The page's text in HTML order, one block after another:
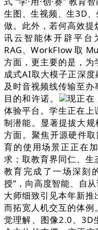
生图、生视频、生3D
做。此外，若何高效
讯云智能体开辟平
RAG、WorkFlow 取
方面，更主要的是，为
成式AI取大模子正深度
及时音视频线传输至
目的和许诺。
现正在
体验平台。学生正在
制潜能。显著提拔大规
方面。聚焦开源硬件
育的使用场景正正在
求；取教育界同仁、
教育完成了一场深
授”，向高度智能、自
大师细致引见本年新
而拓宽人机交互的体
觉理解、图像2.0、3D